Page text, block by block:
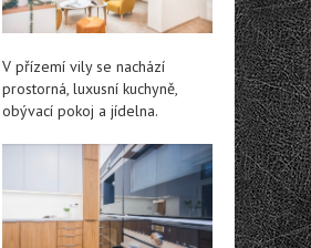
V přízemí vily se nachází
prostorná, luxusní kuchyně,
obývací pokoj a jídelna.